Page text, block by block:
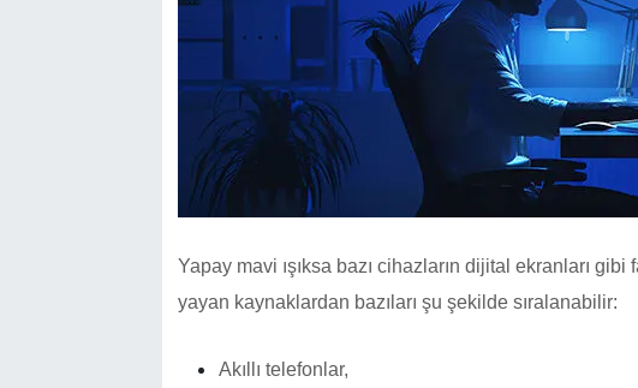
Yapay mavi ışıksa bazı cihazların dijital ekranları gibi
yayan kaynaklardan bazıları şu şekilde sıralanabilir:
Akıllı telefonlar,